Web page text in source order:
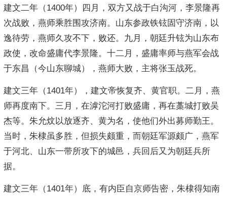
建文二年（1400年）四月，双方又战于白沟河，李景隆再
次战败，燕师乘胜围攻济南。山东参政铁铉固守济南，以
逸待劳，燕师久攻不下，败还。九月，朝廷升铉为山东布
政使，改命盛庸代李景隆。十二月，盛庸率师与燕军会战
于东昌（今山东聊城），燕师大败，主将张玉战死。
建文三年（1401年），建文帝恢复齐、黄官职。二月，燕
师再度南下。三月，在滹沱河打败盛庸，再在藁城打败吴
杰等。朱允炆以放逐齐、黄为名，使他们外出募师勤王。
当时，朱棣虽多胜，但损失颇重，而朝廷军源颇广，燕军
于河北、山东一带所攻下的城邑，兵回后又为朝廷兵所
据。
建文三年（1401年）底，有内臣自京师告密，朱棣得知南